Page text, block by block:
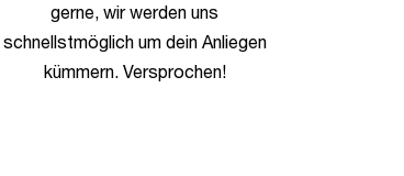
gerne, wir werden uns
schnellstmöglich um dein Anliegen
kümmern. Versprochen!